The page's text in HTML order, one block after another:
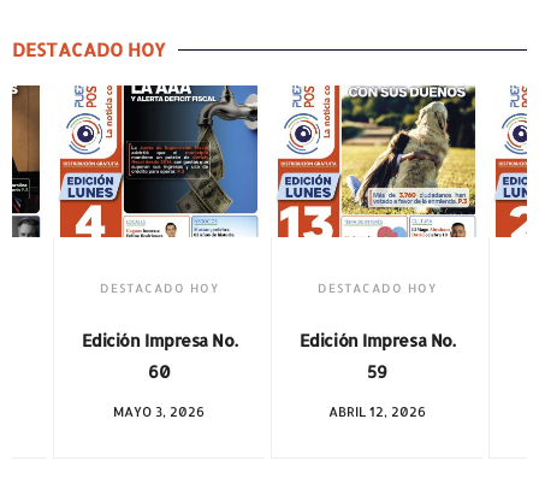
DESTACADO HOY
DESTACADO HOY
Edición Impresa No.
59
ABRIL 12, 2026
DESTACADO HOY
Edición Impresa No.
58
MARZO 1, 2026